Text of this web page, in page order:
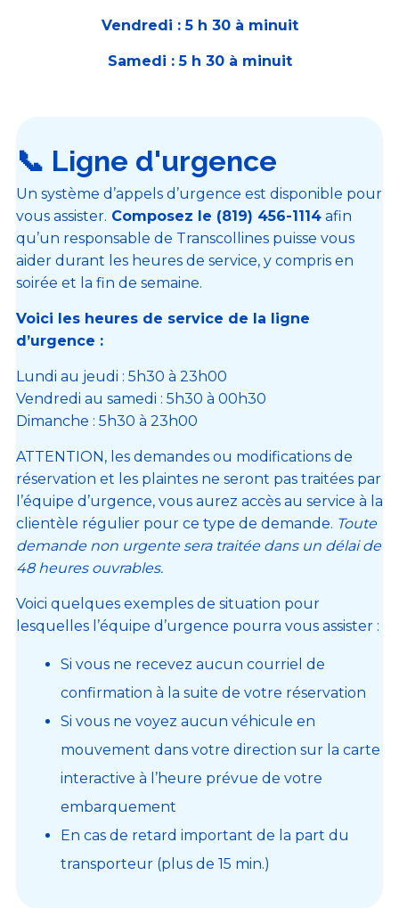
Vendredi : 5 h 30 à minuit
Samedi : 5 h 30 à minuit
📞 Ligne d'urgence
Un système d’appels d’urgence est disponible pour
vous assister. Composez le (819) 456-1114afin
qu’un responsable de Transcollines puisse vous
aider durant les heures de service, y compris en
soirée et la fin de semaine.
Voici les heures de service de la ligne
d’urgence :
Lundi au jeudi : 5h30 à 23h00
Vendredi au samedi : 5h30 à 00h30
Dimanche : 5h30 à 23h00
ATTENTION, les demandes ou modifications de
réservation et les plaintes ne seront pas traitées par
l’équipe d’urgence, vous aurez accès au service à la
clientèle régulier pour ce type de demande. Toute
demande non urgente sera traitée dans un délai de
48 heures ouvrables.
Voici quelques exemples de situation pour
lesquelles l’équipe d’urgence pourra vous assister :
Si vous ne recevez aucun courriel de
confirmation à la suite de votre réservation
Si vous ne voyez aucun véhicule en
mouvement dans votre direction sur la carte
interactive à l’heure prévue de votre
embarquement
En cas de retard important de la part du
transporteur (plus de 15 min.)